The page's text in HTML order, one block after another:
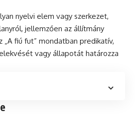
nyelvi elem vagy szerkezet,
jellemzően az állítmány
„A fiú fut” mondatban predikatív,
vagy állapotát határozza